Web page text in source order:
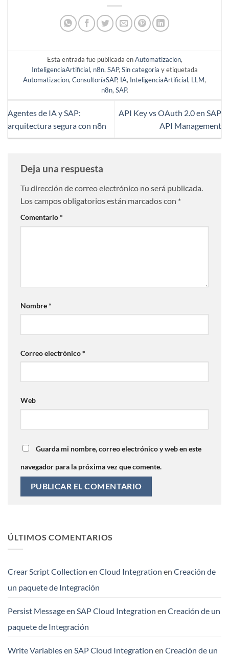
Esta entrada fue publicada enAutomatizacion,
InteligenciaArtificial, n8n,SAP,Sin categoría y etiquetada
Automatizacion,ConsultoríaSAP, IA, InteligenciaArtificial, LLM,
n8n,SAP.
Agentes de IA y SAP:
arquitectura segura con n8n
API Key vs OAuth 2.0 en SAP
API Management
Deja una respuesta
Tu dirección de correo electrónico no será publicada.
Los campos obligatorios están marcados con *
Comentario*
Nombre*
Correo electrónico*
Web
Guarda mi nombre, correo electrónico y web en este
navegador para la próxima vez que comente.
ÚLTIMOS COMENTARIOS
Crear Script Collection en Cloud Integration en Creación de
un paquete de Integración
Persist Message en SAP Cloud Integration en Creación de un
paquete de Integración
Write Variables en SAP Cloud Integration en Creación de un